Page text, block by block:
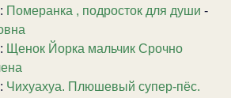
Померанка , подросток для души -
Щенок Йорка мальчик Срочно
Чихуахуа. Плюшевый супер-пёс.